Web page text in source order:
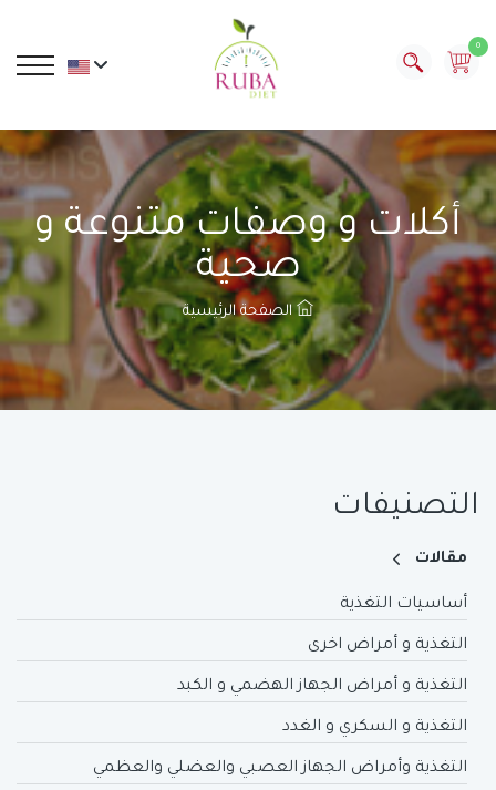
0
أكلات و وصفات متنوعة و
صحية
الصفحة الرئيسية
التصنيفات
مقالات
أساسيات التغذية
التغذية و أمراض اخرى
التغذية و أمراض الجهاز الهضمي و الكبد
التغذية و السكري و الغدد
التغذية وأمراض الجهاز العصبي والعضلي والعظمي